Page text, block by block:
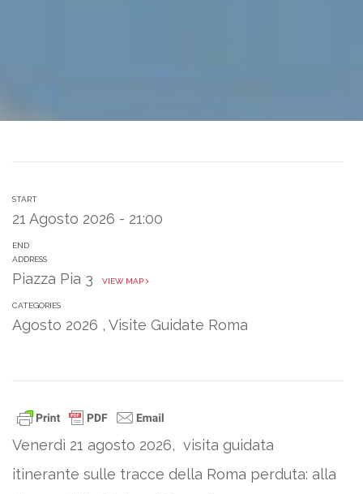
START
21 Agosto 2026 - 21:00
END
ADDRESS
Piazza Pia 3 VIEW MAP
CATEGORIES
Agosto 2026 , Visite Guidate Roma
Venerdì 21 agosto 2026, visita guidata
itinerante sulle tracce della Roma perduta: alla